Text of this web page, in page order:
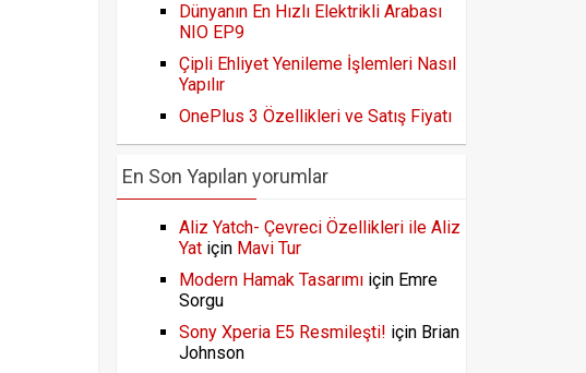
Dünyanın En Hızlı Elektrikli Arabası
NIO EP9
Çipli Ehliyet Yenileme İşlemleri Nasıl
Yapılır
OnePlus 3 Özellikleri ve Satış Fiyatı
En Son Yapılan yorumlar
Aliz Yatch- Çevreci Özellikleri ile Aliz
Yat için Mavi Tur
Modern Hamak Tasarımı için Emre
Sorgu
Sony Xperia E5 Resmileşti! için Brian
Johnson